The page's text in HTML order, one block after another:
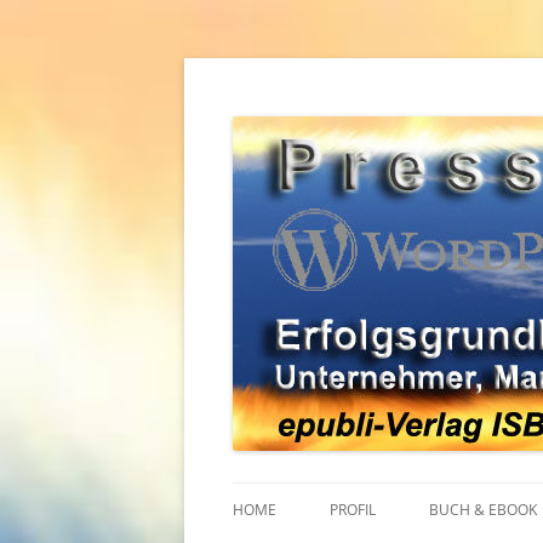
Zum
WordPress
HOME PROFIL BUCH & EBOOK